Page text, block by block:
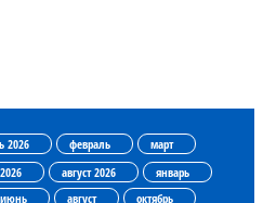
2026 февраль
март
август 2026
январь
июнь август
октябрь